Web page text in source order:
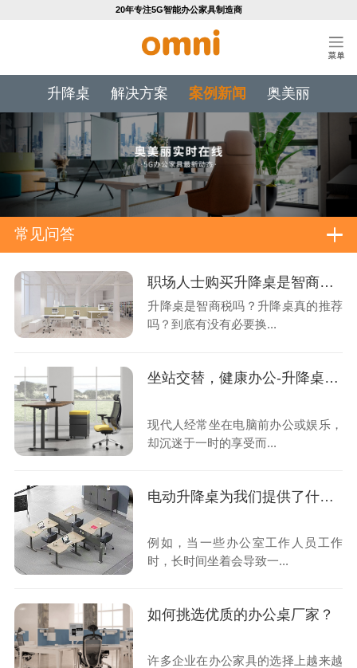
20年专注5G智能办公家具制造商
升降桌 解决方案 案例新闻 奥美丽
常见问答
职场人士购买升降桌是智商税吗？
升降桌是智商税吗？升降桌真的推荐
吗？到底有没有必要换...
坐站交替，健康办公-升降桌你值得拥有
现代人经常坐在电脑前办公或娱乐，
却沉迷于一时的享受而...
电动升降桌为我们提供了什么样的帮助？
例如，当一些办公室工作人员工作
时，长时间坐着会导致一...
如何挑选优质的办公桌厂家？
许多企业在办公家具的选择上越来越